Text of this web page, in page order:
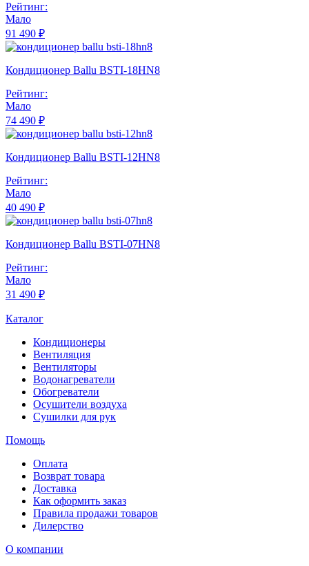
Рейтинг:
Мало
91 490 ₽
Кондиционер Ballu BSTI-18HN8
Рейтинг:
Мало
74 490 ₽
Кондиционер Ballu BSTI-12HN8
Рейтинг:
Мало
40 490 ₽
Кондиционер Ballu BSTI-07HN8
Рейтинг:
Мало
31 490 ₽
Каталог
Кондиционеры
Вентиляция
Вентиляторы
Водонагреватели
Обогреватели
Осушители воздуха
Сушилки для рук
Помощь
Оплата
Возврат товара
Доставка
Как оформить заказ
Правила продажи товаров
Дилерство
О компании